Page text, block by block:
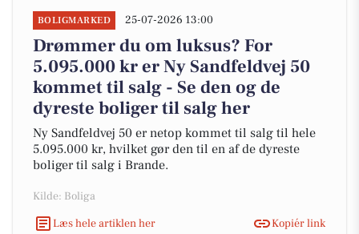
BOLIGMARKED 25-07-2026 13:00
Drømmer du om luksus? For
5.095.000 kr er Ny Sandfeldvej 50
kommet til salg - Se den og de
dyreste boliger til salg her
Ny Sandfeldvej 50 er netop kommet til salg til hele
5.095.000 kr, hvilket gør den til en af de dyreste
boliger til salg i Brande.
Kilde: Boliga
Læs hele artiklen her
Kopiér link